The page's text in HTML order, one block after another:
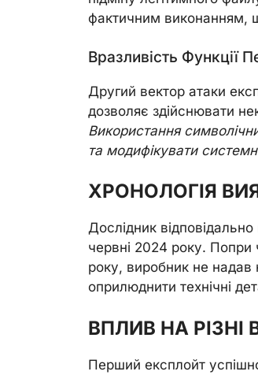
фактичним виконанням,
Вразливість Функції
Другий вектор атаки
дозволяє здійснювати
Використання
та модифікувати
ХРОНОЛОГІЯ
Дослідник
червні 2024 року. Попри
року, виробник не надав
оприлюднити технічні
ВПЛИВ НА РІЗНІ
Перший експлойт